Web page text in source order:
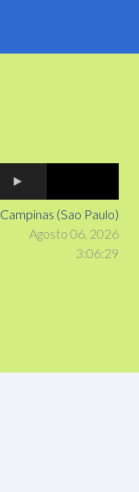
Campinas (Sao Paulo)
Agosto 06, 2026
3:06:31